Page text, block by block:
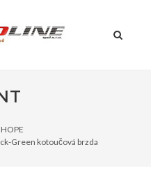
HOPE
Green kotoučová brzda